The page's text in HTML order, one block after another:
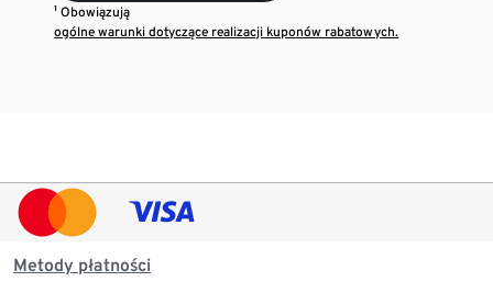
¹ Obowiązują
ogólne warunki dotyczące realizacji kuponów rabatowych.
Metody płatności